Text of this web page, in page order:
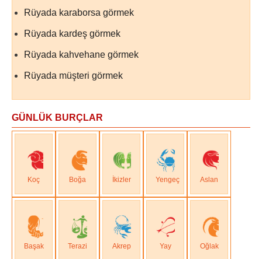
Rüyada karaborsa görmek
Rüyada kardeş görmek
Rüyada kahvehane görmek
Rüyada müşteri görmek
GÜNLÜK BURÇLAR
Koç Boğa İkizler Yengeç Aslan
Başak Terazi Akrep Yay Oğlak